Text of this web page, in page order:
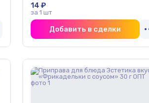
14 ₽
за 1 шт
Добавить в сделки